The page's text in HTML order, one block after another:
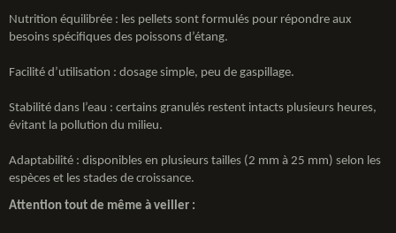
Nutrition équilibrée : les pellets sont formulés pour répondre aux
besoins spécifiques des poissons d’étang.
Facilité d’utilisation : dosage simple, peu de gaspillage.
Stabilité dans l’eau : certains granulés restent intacts plusieurs heures,
évitant la pollution du milieu.
Adaptabilité : disponibles en plusieurs tailles (2 mm à 25 mm) selon les
espèces et les stades de croissance.
Attention tout de même à veiller :